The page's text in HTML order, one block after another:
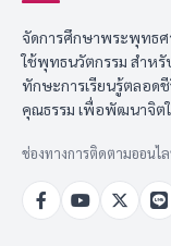
จัดการศึกษาพระพุทธศ
ใช้พุทธนวัตกรรม สำห
ทักษะการเรียนรู้ตลอ
คุณธรรม เพื่อพัฒนาจิต
ช่องทางการติดตามออนไ